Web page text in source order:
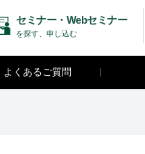
セミナー・Webセミナー
を探す、申し込む
よくあるご質問